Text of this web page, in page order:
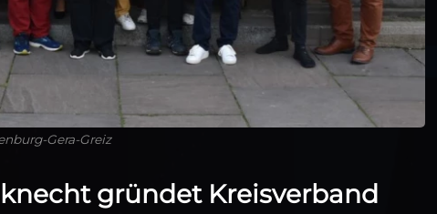
Gera-Greiz
gründet Kreisverband